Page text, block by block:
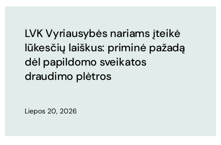
LVK Vyriausybės nariams įteikė
lūkesčių laiškus: priminė pažadą
dėl papildomo sveikatos
draudimo plėtros
Liepos 20, 2026